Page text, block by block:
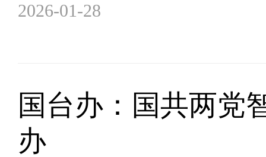
2026-01-28
国台办：国共两党
办